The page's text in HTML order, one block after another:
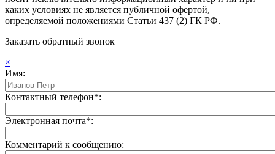
каких условиях не является публичной офертой,
определяемой положениями Статьи 437 (2) ГК РФ.
Заказать обратный звонок
×
Имя:
Контактный телефон*:
Электронная почта*:
Комментарий к сообщению: